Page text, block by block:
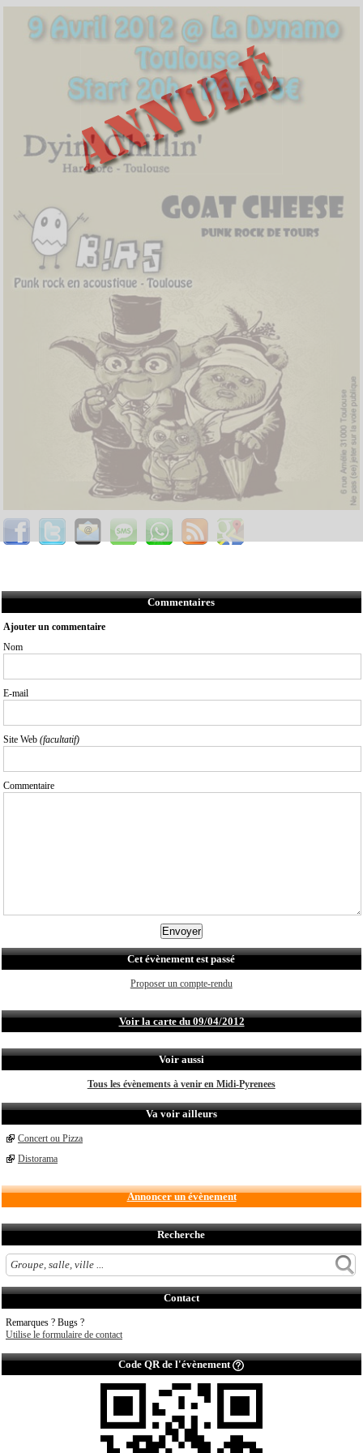
Commentaires
Ajouter un commentaire
Nom
E-mail
Site Web (facultatif)
Commentaire
Cet évènement est passé
Proposer un compte-rendu
Voir la carte du 09/04/2012
Voir aussi
Tous les évènements à venir en Midi-Pyrenees
Va voir ailleurs
Concert ou Pizza
Distorama
Annoncer un évènement
Recherche
Contact
Remarques ? Bugs ?
Utilise le formulaire de contact
Code QR de l'évènement